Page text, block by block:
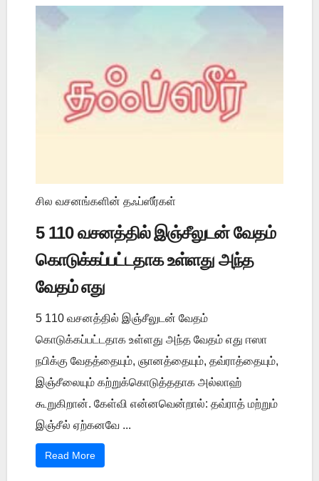
சில வசனங்களின் தஃப்ஸீர்கள்
5 110 வசனத்தில் இஞ்சீலுடன் வேதம்
கொடுக்கப்பட்டதாக உள்ளது அந்த
வேதம் எது
5 110 வசனத்தில் இஞ்சீலுடன் வேதம்
கொடுக்கப்பட்டதாக உள்ளது அந்த வேதம் எது ஈஸா
நபிக்கு வேதத்தையும், ஞானத்தையும், தவ்ராத்தையும்,
இஞ்சீலையும் கற்றுக்கொடுத்ததாக அல்லாஹ்
கூறுகிறான். கேள்வி என்னவென்றால்: தவ்ராத் மற்றும்
இஞ்சீல் ஏற்கனவே ...
Read More